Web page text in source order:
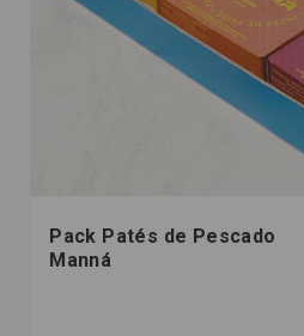
Pack Patés de Pescado
Manná